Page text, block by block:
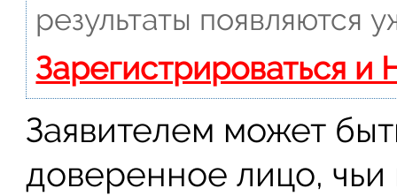
результаты появляются
Зарегистрироваться и
Заявителем может
доверенное лицо,